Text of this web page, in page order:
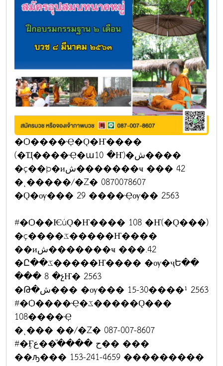
�Ѻ����Ҿ�Ǫ�Ҥ����
(�Ҵ����Ҿ�ա10 �Ҥ)�ش����
�ç��þ�иش�������ҹ ��� 42
�ͺ�����/�Ź� 0870078607
�Ǫ�ѹ��� 29 ����Ҿѹ�� 2563
#�Ѻ��ѤúǪ�Ҥ���� 108 �Ҥ(�Ǫ���)
�ç����ػ�����Ҥ����
��иش�������ҹ ���.42
�Ը��ػ�����Ҥ���� �ѹ�ҷԵ��
��� 8 �չҤ� 2563
�Թ�ش��� �ѹ��� 15-30����¹ 2563
#�Ѻ����Ҿ�ػ�����Ǫ���
108����Ҿ
�ͺ��� ��/�Ź� 087-007-8607
#�Ӻح �����ͧ�ع�� ���
��ԡ��� 153-241-4659 ���������